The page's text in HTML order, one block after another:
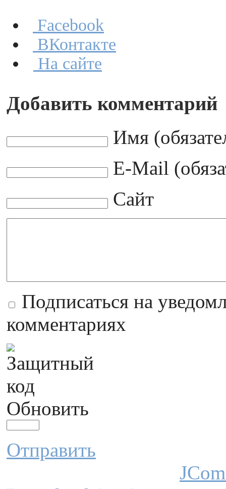
Facebook
ВКонтакте
На сайте
Добавить комментарий
Имя
E-Mail
Сайт
Подписаться на
комментариях
Обновить
Отправить